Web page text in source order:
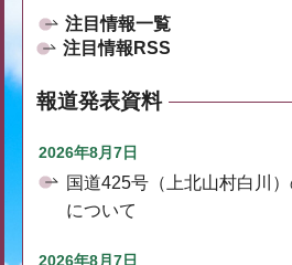
注目情報一覧
注目情報RSS
報道発表資料
2026年8月7日
国道425号（上北山村白川
について
2026年8月7日